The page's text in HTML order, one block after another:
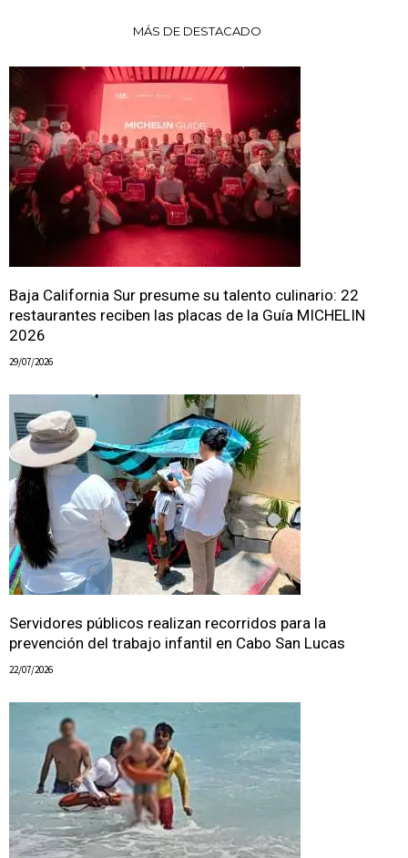
MÁS DE DESTACADO
Baja California Sur presume su talento culinario: 22
restaurantes reciben las placas de la Guía MICHELIN
2026
29/07/2026
Servidores públicos realizan recorridos para la
prevención del trabajo infantil en Cabo San Lucas
22/07/2026